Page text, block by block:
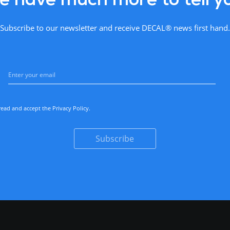
Subscribe to our newsletter and receive DECAL® news first hand.
and accept the Privacy Policy.
Subscribe